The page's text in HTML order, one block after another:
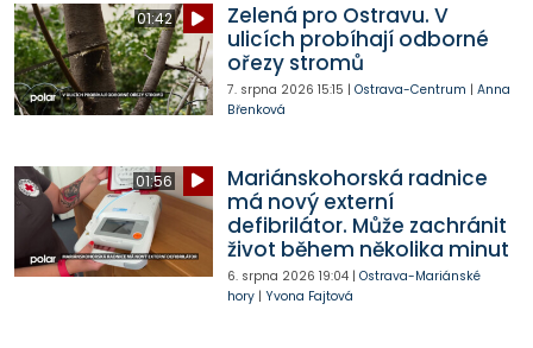
01:42
Zelená pro Ostravu. V
ulicích probíhají odborné
ořezy stromů
7. srpna 2026 15:15 | Ostrava-Centrum | Anna
Břenková
01:56
Mariánskohorská radnice
má nový externí
defibrilátor. Může zachránit
život během několika minut
6. srpna 2026 19:04| Ostrava-Mariánské
hory| Yvona Fajtová